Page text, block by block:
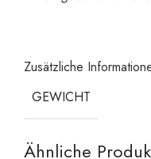
Zusätzliche
GEWICHT
Ähnliche